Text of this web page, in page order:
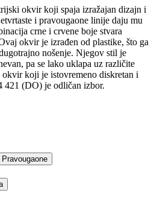
okvir koji spaja izražajan dizajn i
i pravougaone linije daju mu
crne i crvene boje stvara
okvir je izrađen od plastike, što ga
nošenje. Njegov stil je
pa se lako uklapa uz različite
koji je istovremeno diskretan i
421 (DO) je odličan izbor.
Pravougaone